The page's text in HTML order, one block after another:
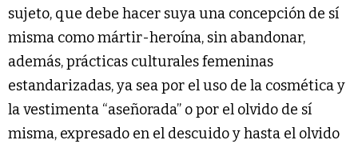
sujeto, que debe hacer suya una concepción de sí
misma como mártir-heroína, sin abandonar,
además, prácticas culturales femeninas
estandarizadas, ya sea por el uso de la cosmética y
la vestimenta “aseñorada” o por el olvido de sí
misma, expresado en el descuido y hasta el olvido